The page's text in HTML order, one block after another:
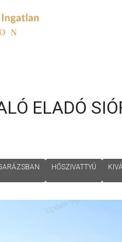
ELADÓ
HŐSZIVATTYÚ